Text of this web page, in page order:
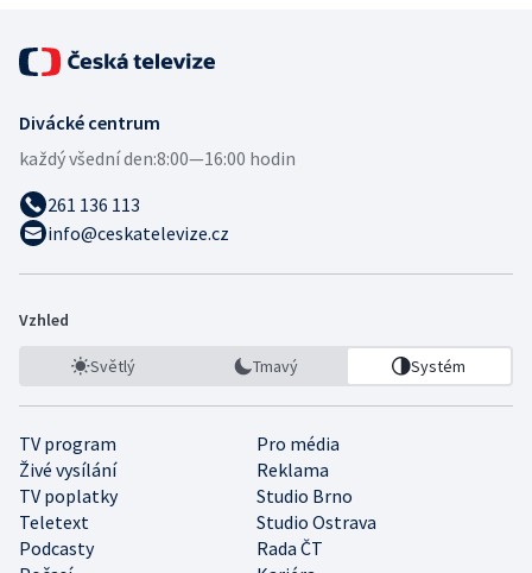
Divácké centrum
každý všední den:8:00—16:00 hodin
261 136 113
info@ceskatelevize.cz
Vzhled
Světlý Tmavý Systém
TV program
Pro média
Živé vysílání
Reklama
TV poplatky
Studio Brno
Teletext
Studio Ostrava
Podcasty
Rada ČT